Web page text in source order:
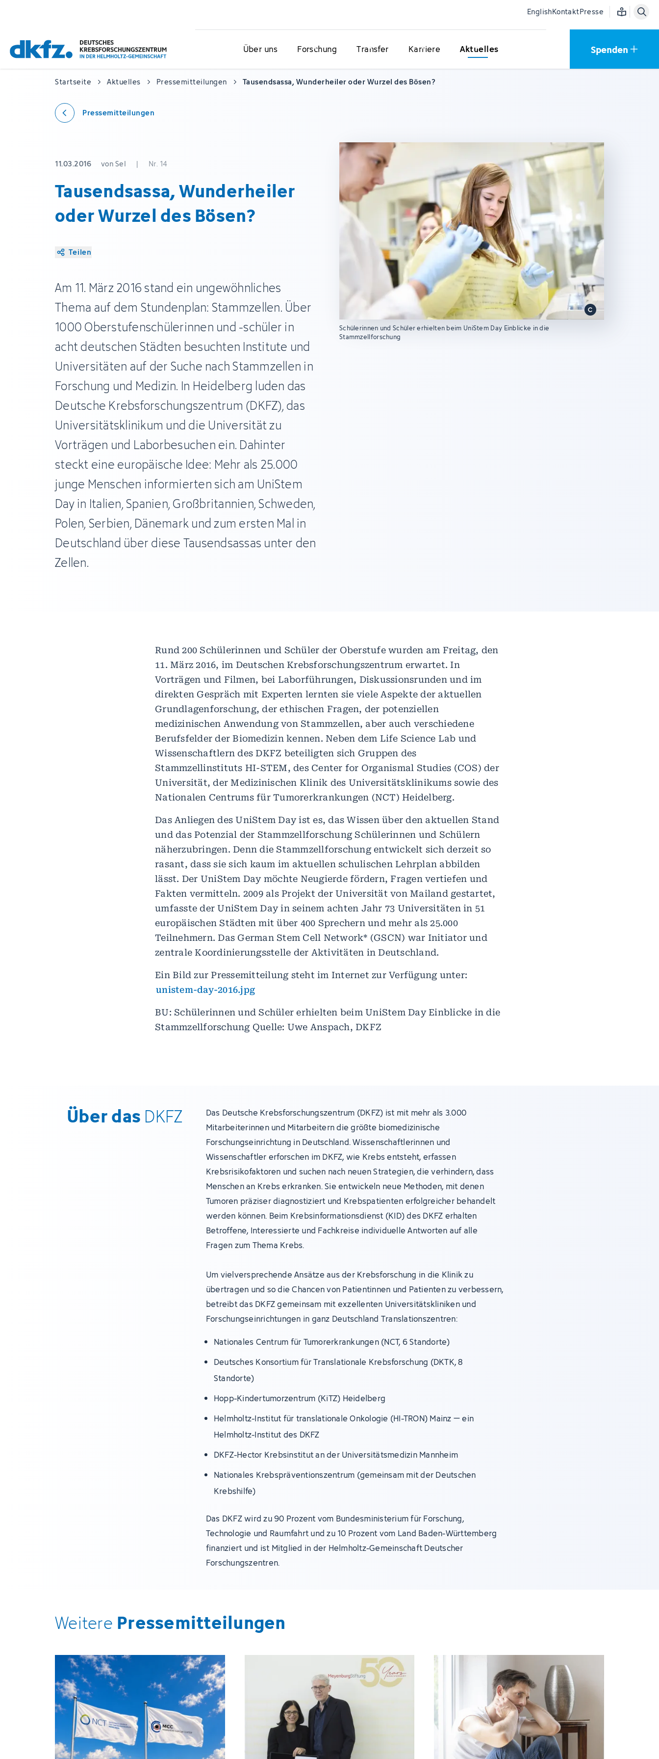
EnglishKontaktPresse Einfache
Über uns Forschung Transfer Karriere Aktuelles Spenden
Startseite Aktuelles Pressemitteilungen Tausendsassa, Wunderheiler oder Wurzel des Bösen?
Pressemitteilungen
11.03.2016 von Sel | Nr. 14
Tausendsassa, Wunderheiler
oder Wurzel des Bösen?
Teilen
Am 11. März 2016 stand ein ungewöhnliches
Thema auf dem Stundenplan: Stammzellen. Über
1000 Oberstufenschülerinnen und -schüler in
acht deutschen Städten besuchten Institute und
Universitäten auf der Suche nach Stammzellen in
Forschung und Medizin. In Heidelberg luden das
Deutsche Krebsforschungszentrum (DKFZ), das
Universitätsklinikum und die Universität zu
Vorträgen und Laborbesuchen ein. Dahinter
steckt eine europäische Idee: Mehr als 25.000
junge Menschen informierten sich am UniStem
Day in Italien, Spanien, Großbritannien, Schweden,
Polen, Serbien, Dänemark und zum ersten Mal in
Deutschland über diese Tausendsassas unter den
Zellen.
Schülerinnen und Schüler erhielten beim UniStem Day Einblicke in die
Stammzellforschung
Rund 200 Schülerinnen und Schüler der Oberstufe wurden am Freitag, den
11. März 2016, im Deutschen Krebsforschungszentrum erwartet. In
Vorträgen und Filmen, bei Laborführungen, Diskussionsrunden und im
direkten Gespräch mit Experten lernten sie viele Aspekte der aktuellen
Grundlagenforschung, der ethischen Fragen, der potenziellen
medizinischen Anwendung von Stammzellen, aber auch verschiedene
Berufsfelder der Biomedizin kennen. Neben dem Life Science Lab und
Wissenschaftlern des DKFZ beteiligten sich Gruppen des
Stammzellinstituts HI-STEM, des Center for Organismal Studies (COS) der
Universität, der Medizinischen Klinik des Universitätsklinikums sowie des
Nationalen Centrums für Tumorerkrankungen (NCT) Heidelberg.
Das Anliegen des UniStem Day ist es, das Wissen über den aktuellen Stand
und das Potenzial der Stammzellforschung Schülerinnen und Schülern
näherzubringen. Denn die Stammzellforschung entwickelt sich derzeit so
rasant, dass sie sich kaum im aktuellen schulischen Lehrplan abbilden
lässt. Der UniStem Day möchte Neugierde fördern, Fragen vertiefen und
Fakten vermitteln. 2009 als Projekt der Universität von Mailand gestartet,
umfasste der UniStem Day in seinem achten Jahr 73 Universitäten in 51
europäischen Städten mit über 400 Sprechern und mehr als 25.000
Teilnehmern. Das German Stem Cell Network* (GSCN) war Initiator und
zentrale Koordinierungsstelle der Aktivitäten in Deutschland.
Ein Bild zur Pressemitteilung steht im Internet zur Verfügung unter:
unistem-day-2016.jpg
BU: Schülerinnen und Schüler erhielten beim UniStem Day Einblicke in die
Stammzellforschung Quelle: Uwe Anspach, DKFZ
Über das DKFZ
Das Deutsche Krebsforschungszentrum (DKFZ) ist mit mehr als 3.000
Mitarbeiterinnen und Mitarbeitern die größte biomedizinische
Forschungseinrichtung in Deutschland. Wissenschaftlerinnen und
Wissenschaftler erforschen im DKFZ, wie Krebs entsteht, erfassen
Krebsrisikofaktoren und suchen nach neuen Strategien, die verhindern, dass
Menschen an Krebs erkranken. Sie entwickeln neue Methoden, mit denen
Tumoren präziser diagnostiziert und Krebspatienten erfolgreicher behandelt
werden können. Beim Krebsinformationsdienst (KID) des DKFZ erhalten
Betroffene, Interessierte und Fachkreise individuelle Antworten auf alle
Fragen zum Thema Krebs.
Um vielversprechende Ansätze aus der Krebsforschung in die Klinik zu
übertragen und so die Chancen von Patientinnen und Patienten zu verbessern,
betreibt das DKFZ gemeinsam mit exzellenten Universitätskliniken und
Forschungseinrichtungen in ganz Deutschland Translationszentren:
Nationales Centrum für Tumorerkrankungen (NCT, 6 Standorte)
Deutsches Konsortium für Translationale Krebsforschung (DKTK, 8
Standorte)
Hopp-Kindertumorzentrum (KiTZ) Heidelberg
Helmholtz-Institut für translationale Onkologie (HI-TRON) Mainz – ein
Helmholtz-Institut des DKFZ
DKFZ-Hector Krebsinstitut an der Universitätsmedizin Mannheim
Nationales Krebspräventionszentrum (gemeinsam mit der Deutschen
Krebshilfe)
Das DKFZ wird zu 90 Prozent vom Bundesministerium für Forschung,
Technologie und Raumfahrt und zu 10 Prozent vom Land Baden-Württemberg
finanziert und ist Mitglied in der Helmholtz-Gemeinschaft Deutscher
Forschungszentren.
Weitere Pressemitteilungen